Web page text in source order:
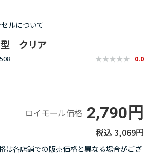
ルについて
クリア
0.0
ロイモール価格 2,790円
3,069円
は各店舗での販売価格と異なる場合がござ